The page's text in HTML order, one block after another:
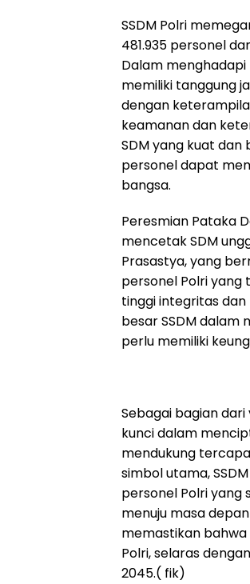
SSDM Polri
481.935 personel
Dalam menghadapi
memiliki tanggung
dengan
keamanan dan
SDM yang kuat
personel dapat
bangsa.
Peresmian Pataka
mencetak SDM
Prasastya, yang
personel Polri yang
tinggi integritas
besar SSDM dalam
perlu memiliki
Sebagai bagian dari
kunci dalam
mendukung
simbol utama,
personel Polri yang
menuju masa
memastikan
Polri, selaras
2045.( fik)